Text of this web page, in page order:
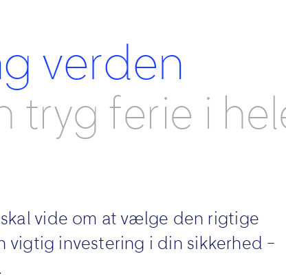
verden
tryg ferie i
vide om at vælge den rigtige
vigtig investering i din sikkerhed –